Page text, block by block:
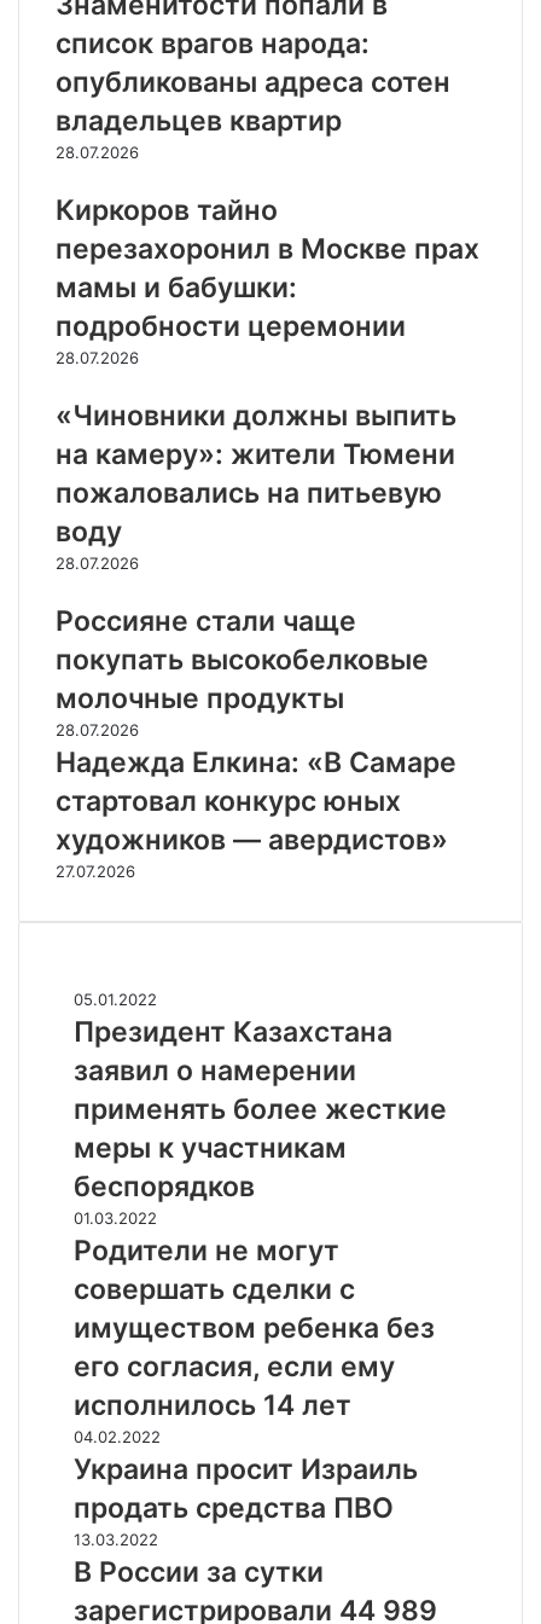
список врагов народа:
опубликованы адреса сотен
владельцев квартир
28.07.2026
Киркоров тайно
перезахоронил в Москве прах
мамы и бабушки:
подробности церемонии
28.07.2026
«Чиновники должны выпить
на камеру»: жители Тюмени
пожаловались на питьевую
воду
28.07.2026
Россияне стали чаще
покупать высокобелковые
молочные продукты
28.07.2026
Надежда Елкина: «В Самаре
стартовал конкурс юных
художников — авердистов»
27.07.2026
П
р
з
и
е
н
т
К
а
а
х
т
а
н
а
з
а
я
в
и
л
05.01.2022
Президент Казахстана
заявил о намерении
применять более жесткие
меры к участникам
беспорядков
Р
о
и
т
л
и
н
е
м
г
у
т
01.03.2022
Родители не могут
совершать сделки с
имуществом ребенка без
его согласия, если ему
исполнилось 14 лет
У
к
и
н
п
04.02.2022
Украина просит Израиль
продать средства ПВО
В
Р
с
13.03.2022
В России за сутки
зарегистрировали 44 989